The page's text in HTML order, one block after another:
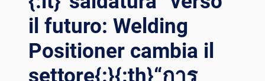
ANCHE FÜ
HREND ZU
IN.{:
FR}ROTATEUR DE
il futuro: Welding
Positioner cambia il
settore{:}{:th}“การ